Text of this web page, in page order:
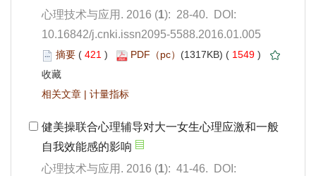
): 28-40. DOI:
10.16842/j.cnki.issn2095-5588.2016.01.005
421 ) 1549 )
|
): 41-46. DOI: